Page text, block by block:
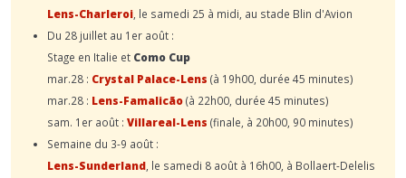
Lens-Charleroi , le samedi 25 à midi, au stade Blin d'Avion
Du 28 juillet au 1er août :
Stage en Italie et Como Cup
mar.28 : Crystal Palace-Lens (à 19h00, durée 45 minutes)
mar.28 : Lens-Famalicão(à 22h00, durée 45 minutes)
sam. 1er août : Villareal-Lens (finale, à 20h00, 90 minutes)
Semaine du 3-9 août :
Lens-Sunderland , le samedi 8 août à 16h00, à Bollaert-Delelis